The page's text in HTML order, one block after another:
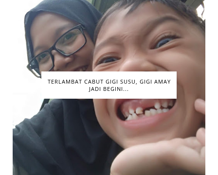
TERLAMBAT CABUT GIGI SUSU, GIGI AMAY
JADI BEGINI...